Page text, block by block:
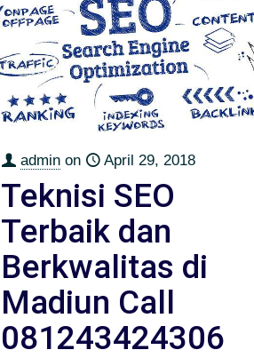
admin on April 29, 2018
Teknisi SEO
Terbaik dan
Berkwalitas di
Madiun Call
081243424306